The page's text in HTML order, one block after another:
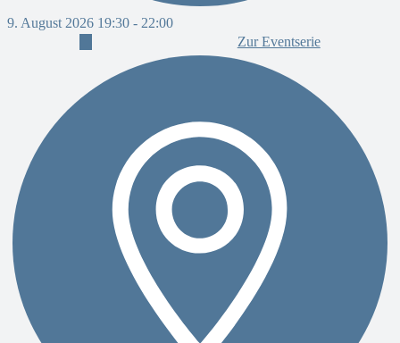
9. August 2026 19:30 - 22:00
Zur Eventserie